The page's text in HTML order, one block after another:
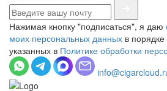
Нажимая кнопку "подписаться", я даю
моих персональных данных в
указанных в Политике обработки